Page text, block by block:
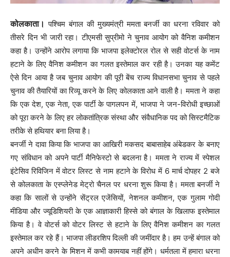
कोलकाता। पश्चिम बंगाल की मुख्यमंत्री ममता बनर्जी का धरना रविवार को
तीसरे दिन भी जारी रहा। टीएमसी सुप्रीमो ने चुनाव आयोग को वैनिश कमीशन
कहा है। उन्होंने आरोप लगाया कि भाजपा इलेक्टोरल रोल से सही वोटर्स के नाम
हटाने के लिए वैनिश कमीशन का गलत इस्तेमाल कर रही है। उनका यह कमेंट
ऐसे दिन आया है जब चुनाव आयोग की पूरी बेंच राज्य विधानसभा चुनाव से पहले
चुनाव की तैयारियों का रिव्यू करने के लिए कोलकाता आने वाली है। ममता ने कहा
कि एक देश, एक नेता, एक पार्टी के पागलपन में, भाजपा ने जन-विरोधी इच्छाओं
को पूरा करने के लिए हर लोकतांत्रिक संस्था और संवैधानिक पद को सिस्टमैटिक
तरीके से हथियार बना लिया है।
बनर्जी ने दावा किया कि भाजपा का आखिरी मकसद बाबासाहेब अंबेडकर के बनाए
गए संविधान को अपने पार्टी मैनिफेस्टो से बदलना है। ममता ने राज्य में स्पेशल
इंटेसिव रिविजिन में वोटर लिस्ट से नाम हटाने के विरोध में 6 मार्च दोपहर 2 बजे
से कोलकाता के एस्प्लेनेड मेट्रो चैनल पर धरना शुरू किया है। ममता बनर्जी ने
कहा कि सालों से उन्होंने सेंट्रल एजेंसियों, नेशनल कमीशन, एक गुलाम गोदी
मीडिया और ज्यूडिशियरी के एक आज्ञाकारी हिस्से को बंगाल के खिलाफ इस्तेमाल
किया है। वे वोटर्स को वोटर लिस्ट से हटाने के लिए वैनिश कमीशन का गलत
इस्तेमाल कर रहे हैं। भाजपा लीडरशिप दिल्ली की जमींदार है। हम उन्हें बंगाल को
अपने अधीन करने के मिशन में कभी कामयाब नहीं होंगे। धर्मतला में हमारा धरना